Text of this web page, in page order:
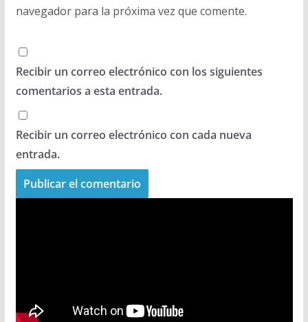
navegador para la próxima vez que comente.
Recibir un correo electrónico con los siguientes
comentarios a esta entrada.
Recibir un correo electrónico con cada nueva
entrada.